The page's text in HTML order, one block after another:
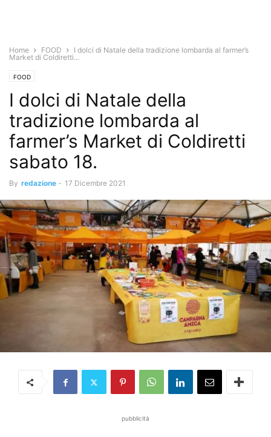
Home FOOD
I dolci di Natale della tradizione lombarda al farmer’s
Market di Coldiretti...
FOOD
I dolci di Natale della
tradizione lombarda al
farmer’s Market di Coldiretti
sabato 18.
By redazione - 17 Dicembre 2021
pubblicità